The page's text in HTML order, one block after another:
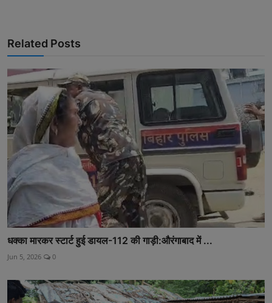
Related Posts
धक्का मारकर स्टार्ट हुई डायल-112 की गाड़ी:औरंगाबाद में ...
Jun 5, 2026 0